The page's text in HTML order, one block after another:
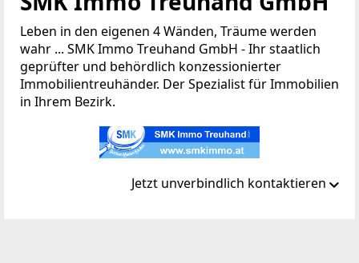
Leben in den eigenen 4 Wänden, Träume werden
wahr ... SMK Immo Treuhand GmbH - Ihr staatlich
geprüfter und behördlich konzessionierter
Immobilientreuhänder. Der Spezialist für Immobilien
in Ihrem Bezirk.
Jetzt unverbindlich kontaktieren